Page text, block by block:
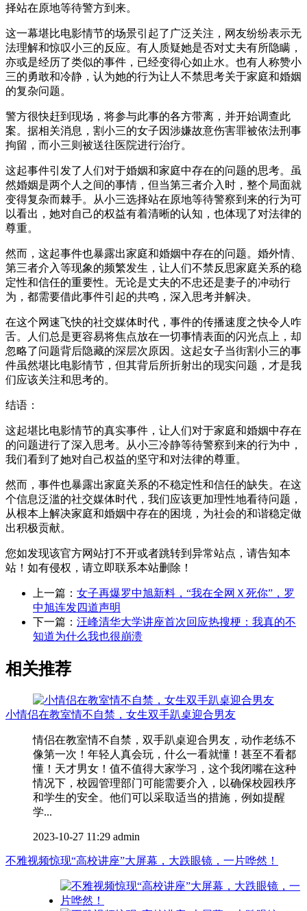
择站在原地等待警方到来。
这一幕堪比电影情节的场景引起了广泛关注，网友纷纷表示无
法理解和惊叹小三的反应。有人质疑她是否对丈夫有所隐瞒，
亦或是经历了类似的事件，已经变得心如止水。也有人称赞小
三的勇敢和冷静，认为她的行为让人不禁思考关于家庭和婚姻
的复杂问题。
警方很快赶到现场，将参与此事的各方带离，并开始调查此
案。据相关消息，割小三的女子因涉嫌故意伤害罪被依法刑事
拘留，而小三则被送往医院进行治疗。
这起事件引发了人们对于婚姻和家庭中存在的问题的思考。虽
然婚姻是两个人之间的事情，但当第三者介入时，整个局面就
变得复杂而棘手。从小三选择站在原地等待警察到来的行为可
以看出，她对自己的权益有着清晰的认知，也体现了对法律的
尊重。
然而，这起事件也暴露出家庭和婚姻中存在的问题。婚外情、
第三者介入等现象的频繁发生，让人们不禁反思家庭关系的稳
定性和信任的重要性。无论是丈夫的不忠还是妻子的冲动行
为，都需要借此事件引起的共鸣，深入思考并解决。
在这个网速飞快的社交媒体时代，事件的传播速度之快令人咋
舌。人们总是更容易将焦点放在一切事情表面的闪光点上，却
忽略了问题背后隐藏的深层次原因。这起女子当街割小三的事
件虽然堪比电影情节，但其背后所折射出的现实问题，才是我
们应该关注和思考的。
结语：
这起堪比电影情节的真实事件，让人们对于家庭和婚姻中存在
的问题进行了深入思考。从小三冷静等待警察到来的行为中，
我们看到了她对自己权益的坚守和对法律的尊重。
然而，事件也暴露出家庭关系的不稳定性和信任的缺失。在这
个信息泛滥的社交媒体时代，我们应该更加理性地看待问题，
从根本上解决家庭和婚姻中存在的困境，为社会的和谐稳定做
出积极贡献。
您如发现该官方网站打不开或者跳转到异常站点，请告知本
站！如有侵权，请立即联系本站删除！
上一篇： 女子再爆罗中旭新料，“我在全网Ｘ死你”，罗
中旭连发四道声明
下一篇： 汪峰清华大学讲座首次回应热搜梗：我真的不
知道为什么我也很崩溃
相关推荐
小情侣在教室情不自禁，女生双手趴桌迎合男友
情侣在教室情不自禁，双手趴桌迎合男友，动作老练不
像第一次！年轻人真会玩，什么一看就懂！甚至不看都
懂！天才男女！值不值得大家学习，这个我闭嘴在这种
情况下，校园管理部门可能需要介入，以确保校园秩序
和学生的安全。他们可以采取适当的措施，例如提醒
学...
2023-10-27 11:29 admin
不雅视频惊现“高校讲座”大屏幕，大跌眼镜，一片哗然！